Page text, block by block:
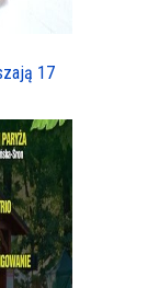
17